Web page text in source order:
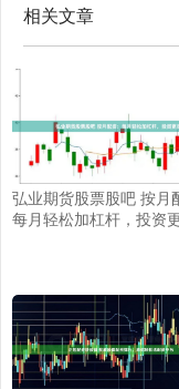
相关文章
弘业期货股票股吧 按月
每月轻松加杠杆，投资